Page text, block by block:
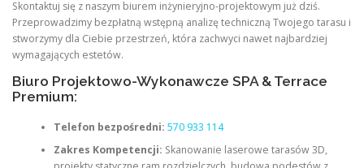
Skontaktuj się z naszym biurem inżynieryjno-projektowym już dziś.
Przeprowadzimy bezpłatną wstępną analizę techniczną Twojego tarasu i
stworzymy dla Ciebie przestrzeń, która zachwyci nawet najbardziej
wymagających estetów.
Biuro Projektowo-Wykonawcze SPA & Terrace
Premium:
Telefon bezpośredni: 570 933 114
Zakres Kompetencji: Skanowanie laserowe tarasów 3D,